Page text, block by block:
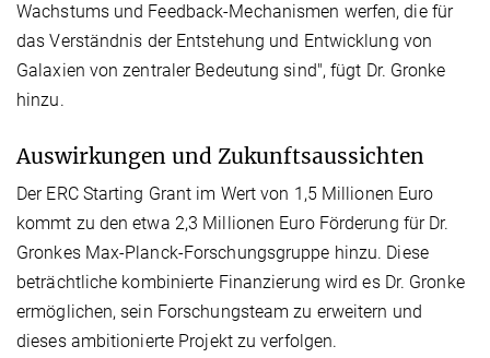
Wachstums und Feedback-Mechanismen werfen, die für
das Verständnis der Entstehung und Entwicklung von
Galaxien von zentraler Bedeutung sind", fügt Dr. Gronke
hinzu.
Auswirkungen und Zukunftsaussichten
Der ERC Starting Grant im Wert von 1,5 Millionen Euro
kommt zu den etwa 2,3 Millionen Euro Förderung für Dr.
Gronkes Max-Planck-Forschungsgruppe hinzu. Diese
beträchtliche kombinierte Finanzierung wird es Dr. Gronke
ermöglichen, sein Forschungsteam zu erweitern und
dieses ambitionierte Projekt zu verfolgen.